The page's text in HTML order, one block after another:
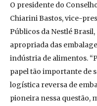
O presidente do
Chiarini Bastos, vice-
Públicos da Nestlé
apropriada das
indústria de alimentos.
papel tão importante de
logística reversa de
pioneira nessa questão,